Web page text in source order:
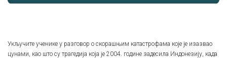
Укључите ученике у разговор о скорашњим катастрофама које је изазвао
цунами, као што су трагедија која је 2004. године задесила Индонезију, када